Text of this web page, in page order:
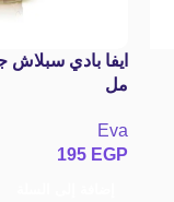
مل
Eva
195 EGP